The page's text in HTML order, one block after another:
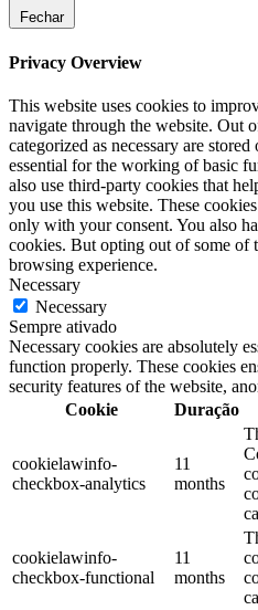
Fechar
Privacy Overview
This website uses cookies to
navigate through the website. Out
categorized as necessary are
essential for the working of basic
also use third-party cookies that
you use this website. These
only with your consent. You also
cookies. But opting out of some of
browsing experience.
Necessary
Necessary
Sempre ativado
Necessary cookies are absolutely
function properly. These cookies
security features of the website,
Cookie
Duração
cookielawinfo-
checkbox-analytics
11
months
cookielawinfo-
checkbox-functional
11
months